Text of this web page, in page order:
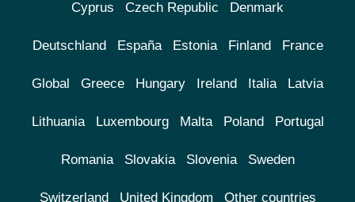
Cyprus Czech Republic Denmark
Deutschland España Estonia Finland France
Global Greece Hungary Ireland Italia Latvia
Lithuania Luxembourg Malta Poland Portugal
Romania Slovakia Slovenia Sweden
Switzerland United Kingdom Other countries